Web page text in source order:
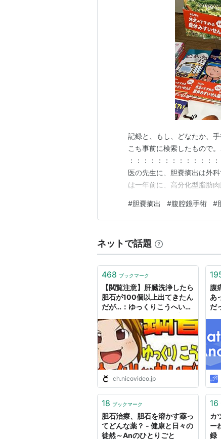
記録と、もし、どなたか、
こち事前に検索したもので
：：：：：：：：：：：：
医の先生に、胆嚢摘出は外
は一年前に、高分化型脂肪
とたかをくくっていました
（がんセンターの先生の腕
#胆嚢摘出 #腹腔鏡手術 #
ネットで話題
468 ブックマーク
【閲覧注意】肝臓洗浄したら
胆石が100個以上出てきたん
だが…：ゆっくりこうへいの
ch.nicovideo.jp
腹
あ
だ
18 ブックマーク
胆石治療、胆石を溶かす薬っ
てどんな薬？ - 健康と日々の
徒然～Anのひとりごと
16
カ
ー
録